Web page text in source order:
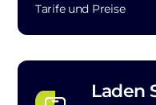
Tarife und Preise
Laden